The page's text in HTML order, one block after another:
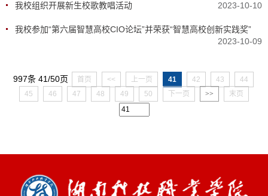
我校组织开展新生校歌教唱活动 2023-10-10
我校参加“第六届智慧高校CIO论坛”并荣获“智慧高校创新实践奖”
2023-10-09
997条 41/50页 首页 << 上一页 41 42 43
44
45
46 47 48 49 50 下一页 >> 末页